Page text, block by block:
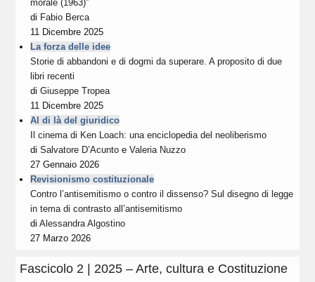
morale (1963)”
di Fabio Berca
11 Dicembre 2025
La forza delle idee
Storie di abbandoni e di dogmi da superare. A proposito di due
libri recenti
diGiuseppe Tropea
11 Dicembre 2025
Al di là del giuridico
Il cinema di Ken Loach: una enciclopedia del neoliberismo
diSalvatore D’Acunto eValeria Nuzzo
27 Gennaio 2026
Revisionismo costituzionale
Contro l’antisemitismo o contro il dissenso? Sul disegno di legge
in tema di contrasto all’antisemitismo
diAlessandra Algostino
27 Marzo 2026
Fascicolo 2 | 2025 – Arte, cultura e Costituzione